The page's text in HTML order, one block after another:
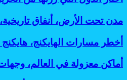
الكربونية
تدعم
2030
لاكتشاف
تحت
الجبال
الدول
زرتها
من
الخريطة
مدن
تحت
الأرض،
أنفاق
تاريخية،
حضارات
مدن تحت الأرض، أنفاق
أخطر
مسارات
الهايكنج،
هايكنج
أخطر مسارات الهايكنج،
أماكن
معزولة
أماكن معزولة في العالم،